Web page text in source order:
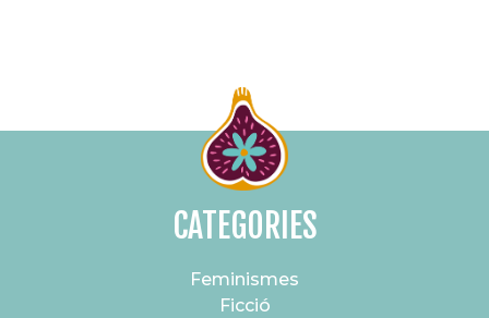
CATEGORIES
Feminismes
Ficció